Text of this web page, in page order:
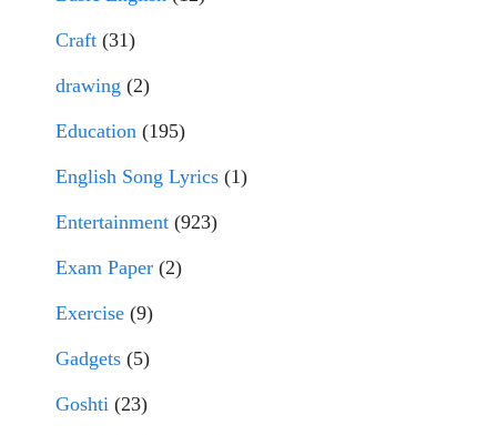
Craft (31)
drawing (2)
Education (195)
English Song Lyrics (1)
Entertainment (923)
Exam Paper (2)
Exercise (9)
Gadgets (5)
Goshti (23)